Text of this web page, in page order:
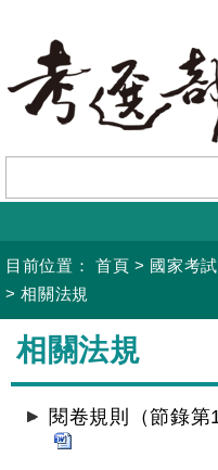
要
容
目前位置： 首頁 > 國家考
>相關法規
:::
相關法規
閱卷規則（節錄第